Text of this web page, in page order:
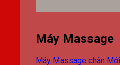
Máy Massage
Máy Massage chân